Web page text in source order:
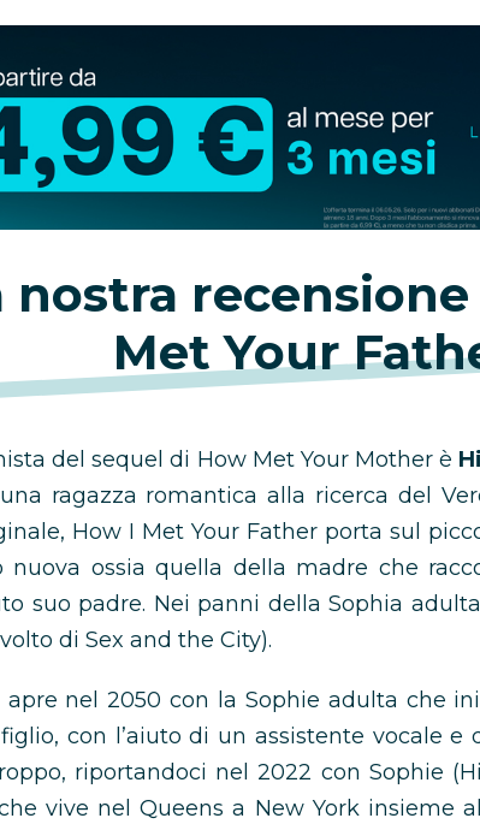
nostra
Met Your
del sequel di How Met Your Mother è
ragazza romantica alla ricerca del
How I Met Your Father porta sul
nuova ossia quella della madre che
suo padre. Nei panni della Sophia
di Sex and the City).
nel 2050 con la Sophie adulta che
con l’aiuto di un assistente vocale e
riportandoci nel 2022 con Sophie
vive nel Queens a New York insieme